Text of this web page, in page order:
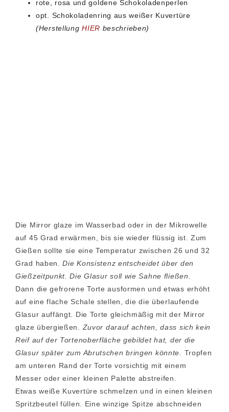
rote, rosa und goldene Schokoladenperlen
opt. Schokoladenring aus weißer Kuvertüre
(HerstellungHIER beschrieben)
Die Mirror glaze im Wasserbad oder in der Mikrowelle
auf 45 Grad erwärmen, bis sie wieder flüssig ist. Zum
Gießen sollte sie eine Temperatur zwischen 26 und 32
Grad haben.Die Konsistenz entscheidet über den
Gießzeitpunkt. Die Glasur soll wie Sahne fließen.
Dann die gefrorene Torte ausformen und etwas erhöht
auf eine flache Schale stellen, die die überlaufende
Glasur auffängt. Die Torte gleichmäßig mit der Mirror
glaze übergießen.Zuvor darauf achten, dass sich kein
Reif auf der Tortenoberfläche gebildet hat, der die
Glasur später zum Abrutschen bringen könnte. Tropfen
am unteren Rand der Torte vorsichtig mit einem
Messer oder einer kleinen Palette abstreifen.
Etwas weiße Kuvertüre schmelzen und in einen kleinen
Spritzbeutel füllen. Eine winzige Spitze abschneiden